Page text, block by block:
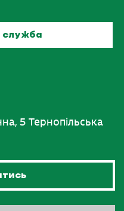
служба
5 Тернопільська